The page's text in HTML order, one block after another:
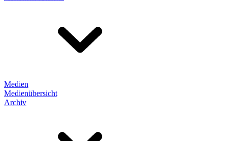
Medien
Medienübersicht
Archiv